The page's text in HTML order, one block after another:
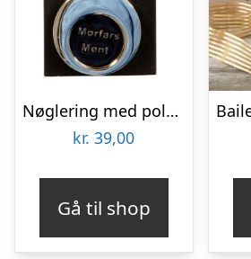
Nøglering med polet – Morfar mønt
kr. 39,00
Gå til shop